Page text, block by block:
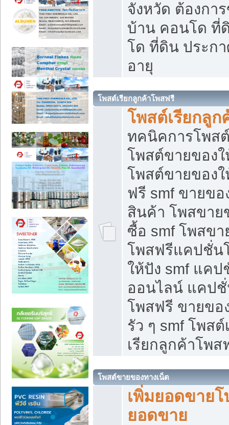
จังหวัด ต้องกา
บ้าน คอนโด ที่
โด ที่ดิน ประก
อายุ
โพสต์เรียกลูกค้าโพสฟรี
โพสต์เรียกลูก
ทคนิคการโพส
โพสต์ขายของ
โพสต์ขายของ
ฟรี smf ขายข
สินค้า โพสขาย
ซื้อ smf โพสข
โพสฟรีแคปชั่น
ให้ปัง smf แค
ออนไลน์ แคป
โพสฟรี ขายขอ
รัว ๆ smf โพส
เรียกลูกค้าโพส
โพสต์ขายของทางเน็ต
เพิ่มยอดขาย
ยอดขาย